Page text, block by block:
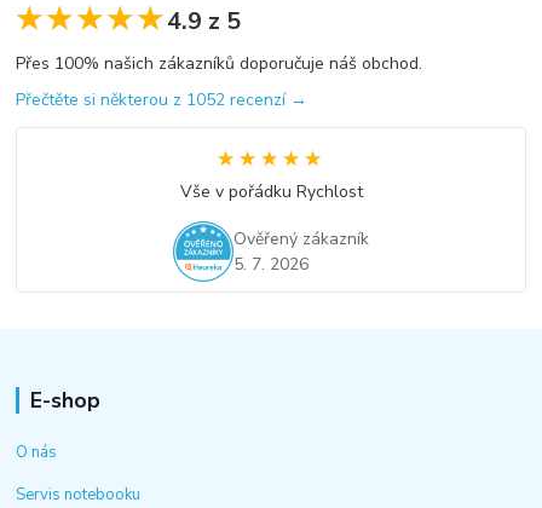
★★★★★
★★★★★4.9 z 5
Přes 100% našich zákazníků doporučuje náš obchod.
Přečtěte si některou z 1052 recenzí →
★★★★★
★★★★★
Vše v pořádku Rychlost
Ověřený zákazník
5. 7. 2026
E-shop
O nás
Servis notebooku